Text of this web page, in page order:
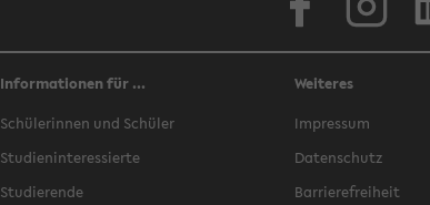
Informationen für ...
Schülerinnen und Schüler
Studieninteressierte
Studierende
Weiteres
Impressum
Datenschutz
Barrierefreiheit